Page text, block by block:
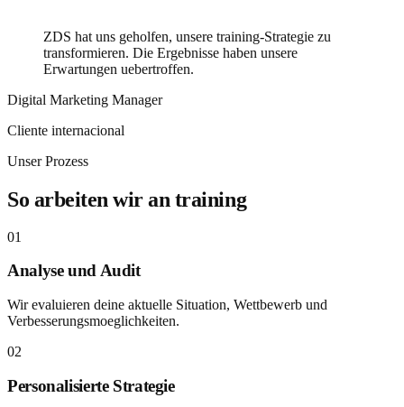
ZDS hat uns geholfen, unsere training-Strategie zu
transformieren. Die Ergebnisse haben unsere
Erwartungen uebertroffen.
Digital Marketing Manager
Cliente internacional
Unser Prozess
So arbeiten wir an training
01
Analyse und Audit
Wir evaluieren deine aktuelle Situation, Wettbewerb und
Verbesserungsmoeglichkeiten.
02
Personalisierte Strategie